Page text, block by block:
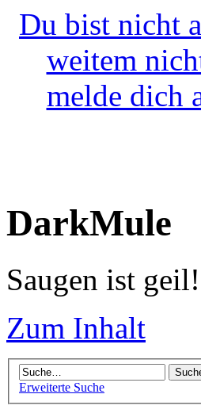
Du bist nicht
weitem
melde dich
DarkMule
Saugen ist geil!
Zum Inhalt
Erweiterte Suche